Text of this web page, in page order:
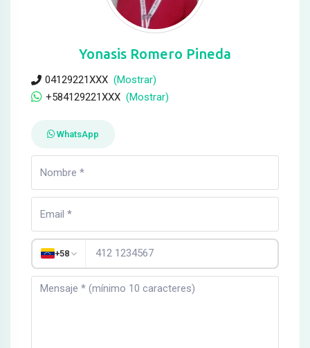
Yonasis Romero Pineda
04129221XXX (Mostrar)
+584129221XXX (Mostrar)
WhatsApp
+58